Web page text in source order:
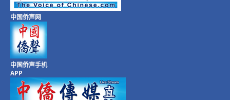
中国侨声网
中国侨声手机
APP